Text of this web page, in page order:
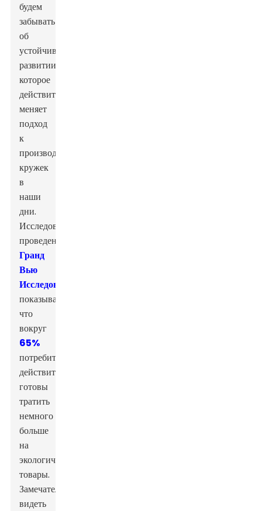
будем
забывать
об
устойчивом
развитии,
которое
действительно
меняет
подход
к
производству
кружек
в
наши
дни.
Исследование,
проведенное
Гранд
Вью
Исследования
показывает,
что
вокруг
65%
потребителей
действительно
готовы
тратить
немного
больше
на
экологичные
товары.
Замечательно
видеть